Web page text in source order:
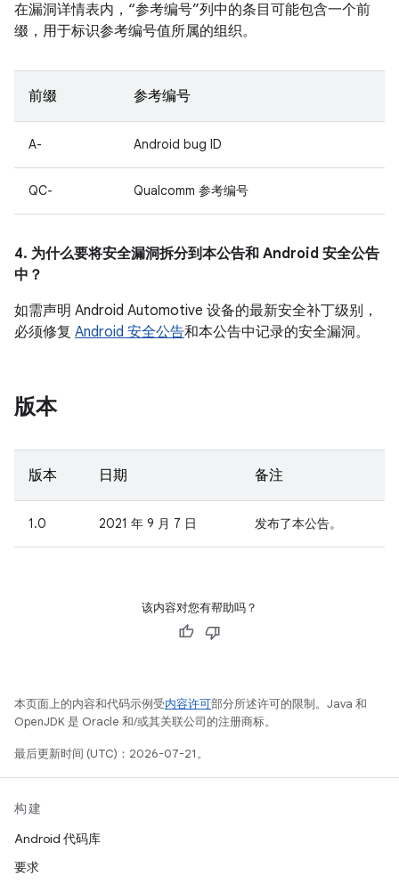
在漏洞详情表内，“参考编号”列中的条目可能包含一个前
缀，用于标识参考编号值所属的组织。
前缀 参考编号
A- Android bug ID
QC- Qualcomm 参考编号
4. 为什么要将安全漏洞拆分到本公告和 Android 安全公告
中？
如需声明 Android Automotive 设备的最新安全补丁级别，
必须修复 Android 安全公告和本公告中记录的安全漏洞。
版本
版本 日期 备注
1.0 2021 年 9 月 7 日 发布了本公告。
该内容对您有帮助吗？
本页面上的内容和代码示例受内容许可部分所述许可的限制。Java 和
OpenJDK 是 Oracle 和/或其关联公司的注册商标。
最后更新时间 (UTC)：2026-07-21。
构建
Android 代码库
要求